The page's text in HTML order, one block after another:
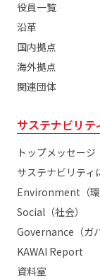
役員一覧
沿革
国内拠点
海外拠点
関連団体
サステナビリテ
トップメッセージ
サステナビリティ
Environment（環
Social（社会）
Governance（ガ
KAWAI Report
資料室